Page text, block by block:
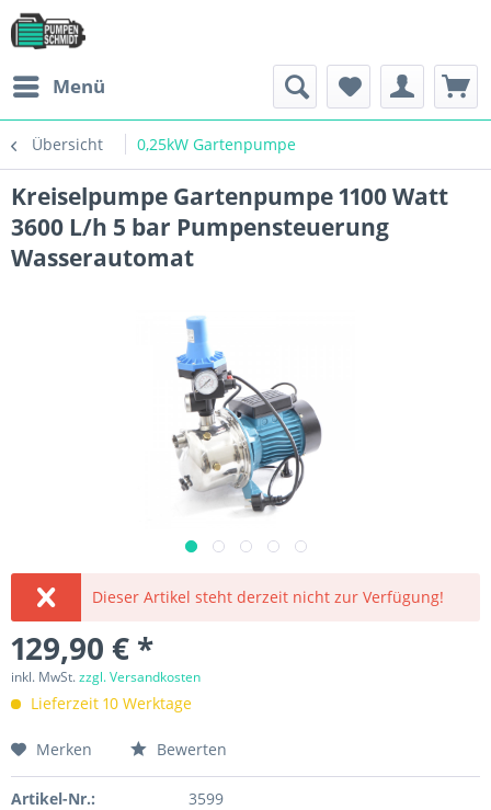
Menü
Übersicht 0,25kW Gartenpumpe
Kreiselpumpe Gartenpumpe 1100 Watt
3600 L/h 5 bar Pumpensteuerung
Wasserautomat
Dieser Artikel steht derzeit nicht zur Verfügung!
129,90 € *
inkl. MwSt.zzgl. Versandkosten
Lieferzeit 10 Werktage
Merken Bewerten
Artikel-Nr.: 3599